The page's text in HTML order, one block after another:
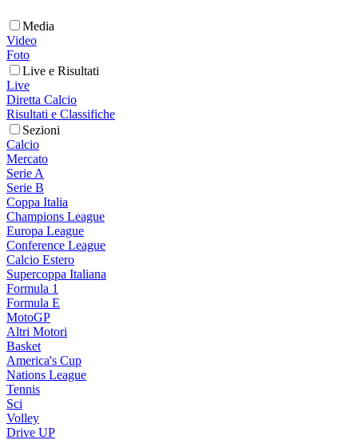
Media
Video
Foto
Live e Risultati
Live
Diretta Calcio
Risultati e Classifiche
Sezioni
Calcio
Mercato
Serie A
Serie B
Coppa Italia
Champions League
Europa League
Conference League
Calcio Estero
Supercoppa Italiana
Formula 1
Formula E
MotoGP
Altri Motori
Basket
America's Cup
Nations League
Tennis
Sci
Volley
Drive UP